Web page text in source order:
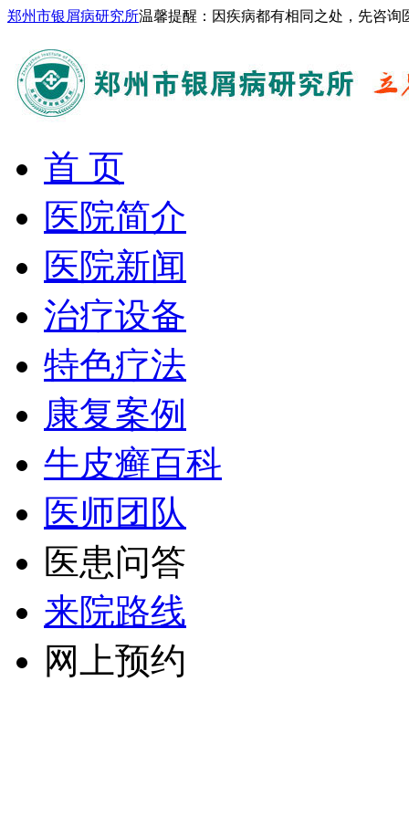
郑州市银屑病研究所温馨提醒：因疾病都有相同之处，先咨
首 页
医院简介
医院新闻
治疗设备
特色疗法
康复案例
牛皮癣百科
医师团队
医患问答
来院路线
网上预约